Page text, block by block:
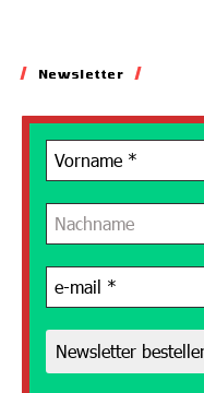
Newsletter